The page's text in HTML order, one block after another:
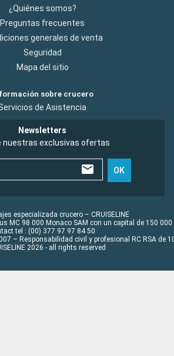
¿Quiénes somos?
Preguntas frecuentes
generales de venta
Seguridad
Mapa del sitio
sobre crucero
de Asistencia
Newsletters
nuestras exclusivas ofertas
OK
especializada crucero – CRUISELINE
MC 98 000 Monaco SAM con un capital de 150 000
tel : (00) 377 97 97 84 50
– Responsabilidad civil y profesional RC RSA de
2026 - all rights reserved